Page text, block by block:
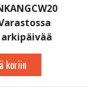
koriin